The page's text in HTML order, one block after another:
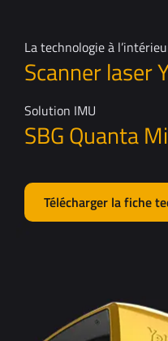
La technologie à
Scanner laser
Solution IMU
SBG Quanta
Télécharger la fiche